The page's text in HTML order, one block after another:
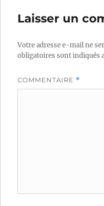
Laisser un
Votre adresse e-mail ne
obligatoires sont indiqués
COMMENTAIRE *